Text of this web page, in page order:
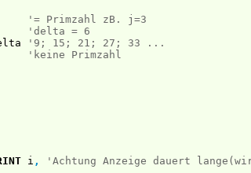
'= Primzahl zB. j=3
'delta = 6
'9; 15; 21; 27; 33 ...
'keine Primzahl
i ,
'Achtung Anzeige dauert